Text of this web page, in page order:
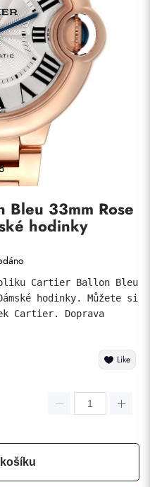
Bleu 33mm Rose
hodinky
Cartier Ballon Bleu
hodinky. Můžete si
Cartier. Doprava
Like